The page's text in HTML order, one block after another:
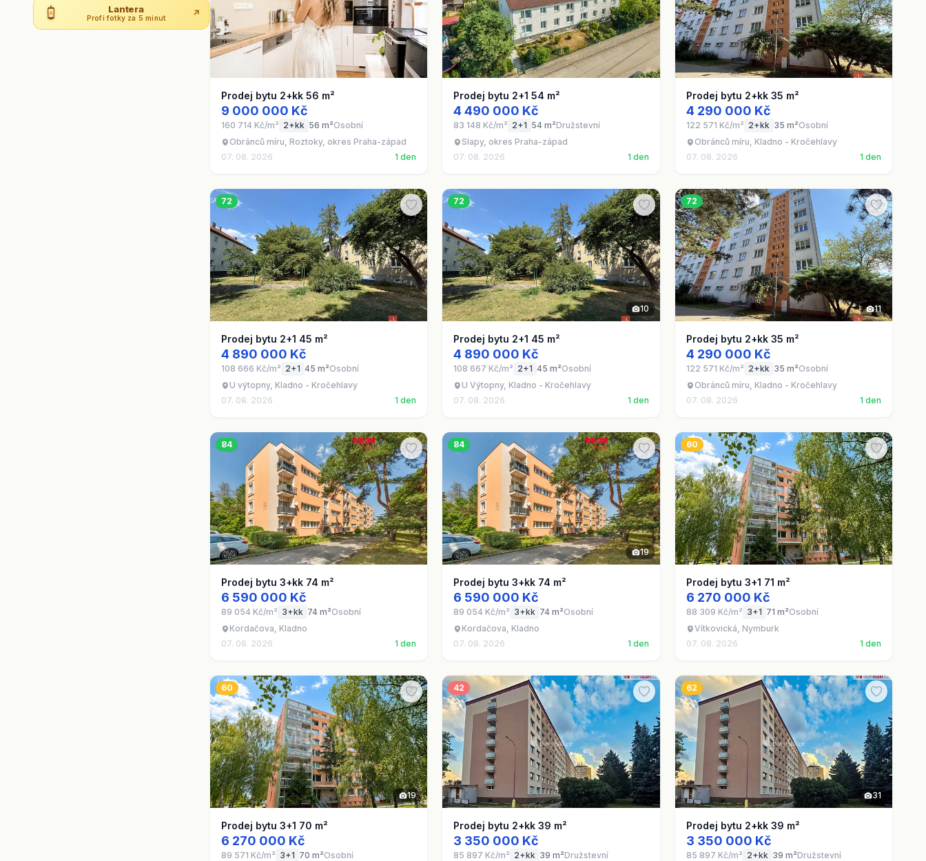
Lantera
Profi fotky za 5 minut ↗
Prodej bytu 2+kk 56 m²
9 000 000 Kč
160 714 Kč/m² 2+kk 56 m²Osobní
Obránců míru, Roztoky, okres Praha-západ
07. 08. 2026
1 den
Prodej bytu 2+1 54 m²
4 490 000 Kč
83 148 Kč/m² 2+1 54 m²Družstevní
Slapy, okres Praha-západ
07. 08. 2026
1 den
Prodej bytu 2+kk 35 m²
4 290 000 Kč
122 571 Kč/m² 2+kk 35 m²Osobní
Obránců míru, Kladno - Kročehlavy
07. 08. 2026
1 den
72
Prodej bytu 2+1 45 m²
4 890 000 Kč
108 666 Kč/m² 2+1 45 m²Osobní
U výtopny, Kladno - Kročehlavy
07. 08. 2026
1 den
72
10
Prodej bytu 2+1 45 m²
4 890 000 Kč
108 667 Kč/m² 2+1 45 m²Osobní
U Výtopny, Kladno - Kročehlavy
07. 08. 2026
1 den
72
11
Prodej bytu 2+kk 35 m²
4 290 000 Kč
122 571 Kč/m² 2+kk 35 m²Osobní
Obránců míru, Kladno - Kročehlavy
07. 08. 2026
1 den
84
Prodej bytu 3+kk 74 m²
6 590 000 Kč
89 054 Kč/m² 3+kk 74 m²Osobní
Kordačova, Kladno
07. 08. 2026
1 den
84
19
Prodej bytu 3+kk 74 m²
6 590 000 Kč
89 054 Kč/m² 3+kk 74 m²Osobní
Kordačova, Kladno
07. 08. 2026
1 den
60
Prodej bytu 3+1 71 m²
6 270 000 Kč
88 309 Kč/m² 3+1 71 m²Osobní
Vítkovická, Nymburk
07. 08. 2026
1 den
60
19
Prodej bytu 3+1 70 m²
6 270 000 Kč
89 571 Kč/m² 3+1 70 m²Osobní
42
Prodej bytu 2+kk 39 m²
3 350 000 Kč
85 897 Kč/m² 2+kk 39 m²Družstevní
62
31
Prodej bytu 2+kk 39 m²
3 350 000 Kč
85 897 Kč/m² 2+kk 39 m²Družstevní